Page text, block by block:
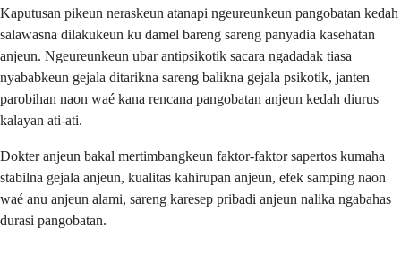
Kaputusan pikeun neraskeun atanapi ngeureunkeun pangobatan kedah
salawasna dilakukeun ku damel bareng sareng panyadia kasehatan
anjeun. Ngeureunkeun ubar antipsikotik sacara ngadadak tiasa
nyababkeun gejala ditarikna sareng balikna gejala psikotik, janten
parobihan naon waé kana rencana pangobatan anjeun kedah diurus
kalayan ati-ati.
Dokter anjeun bakal mertimbangkeun faktor-faktor sapertos kumaha
stabilna gejala anjeun, kualitas kahirupan anjeun, efek samping naon
waé anu anjeun alami, sareng karesep pribadi anjeun nalika ngabahas
durasi pangobatan.